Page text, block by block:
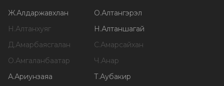
Ж.Алдаржавхлан О.Алтангэрэл
Н.Алтанхуяг Н.Алтаншагай
Д.Амарбаясгалан С.Амарсайхан
О.Амгаланбаатар Ч.Анар
А.Ариунзаяа Т.Аубакир